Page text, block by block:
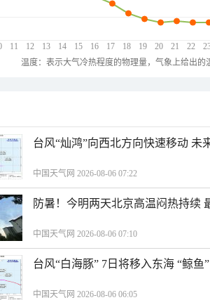
11 12 13 14 15 16 17 18 19 20 21 22
温度：表示大气冷热程度的物理量，气象上给出
台风“灿鸿”向西北方向快速移动 未
中国天气网 2026-08-06 07:22
防暑！今明两天北京高温闷热持续
中国天气网 2026-08-06 07:10
台风“白海豚” 7日将移入东海 “鲸
中国天气网 2026-08-06 06:05